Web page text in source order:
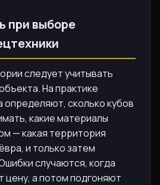
при выборе
следует учитывать
На практике
определяют, сколько кубов
какие материалы
— какая территория
и только затем
случаются, когда
цену, а потом подгоняют